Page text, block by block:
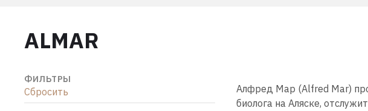
ALMAR
Алфред Мар (Alfred Mar)
биолога на Аляске,
ФИЛЬТРЫ
Сбросить